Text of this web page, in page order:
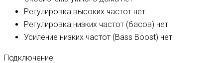
Регулировка высоких частот нет
Регулировка низких частот (басов) нет
Усиление низких частот (Bass Boost) нет
Подключение